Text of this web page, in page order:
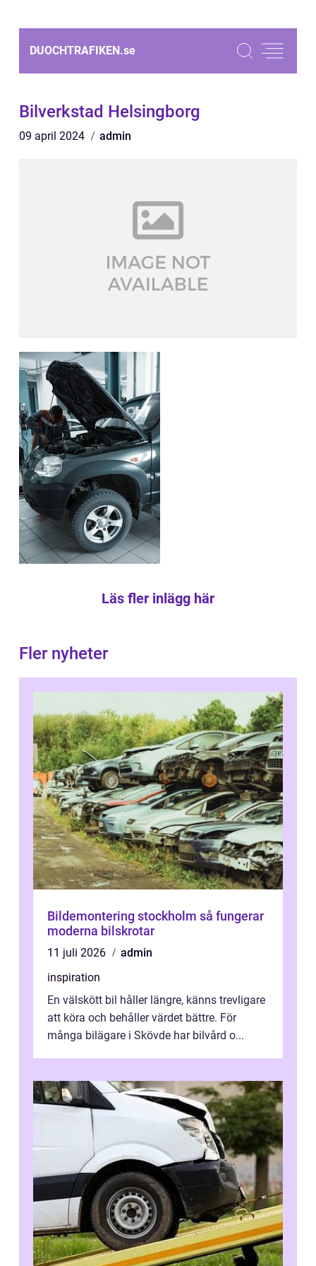
DUOCHTRAFIKEN.se
Bilverkstad Helsingborg
09 april 2024 admin
Läs fler inlägg här
Fler nyheter
Bildemontering stockholm så fungerar
moderna bilskrotar
11 juli 2026
admin
inspiration
En välskött bil håller längre, känns trevligare
att köra och behåller värdet bättre. För
många bilägare i Skövde har bilvård o...